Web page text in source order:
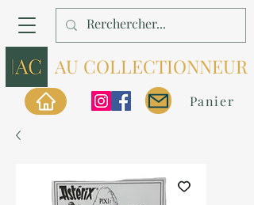
AU COLLECTIONNEUR
Panier